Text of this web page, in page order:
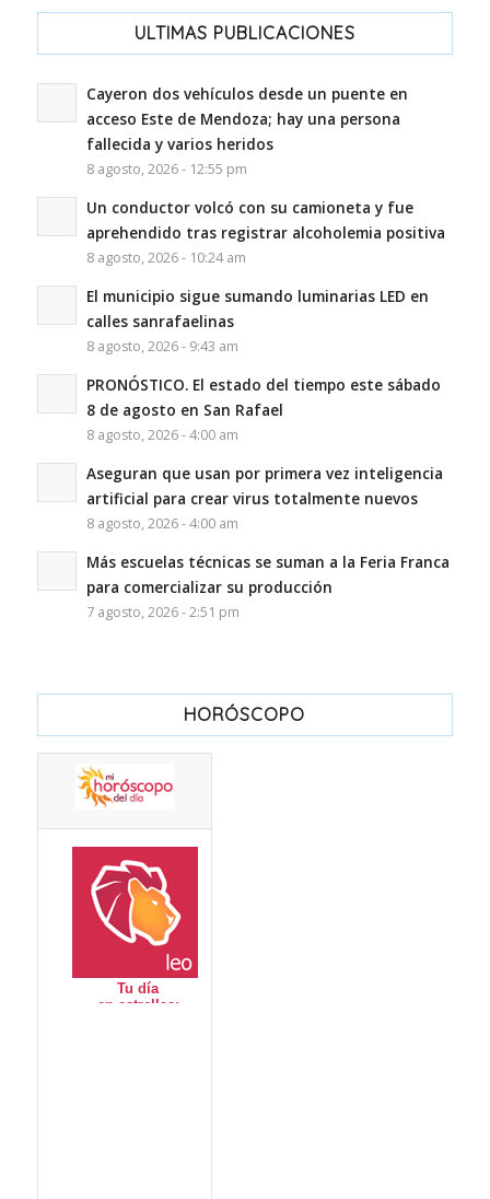
ULTIMAS PUBLICACIONES
Cayeron dos vehículos desde un puente en
acceso Este de Mendoza; hay una persona
fallecida y varios heridos
8 agosto, 2026 - 12:55 pm
Un conductor volcó con su camioneta y fue
aprehendido tras registrar alcoholemia positiva
8 agosto, 2026 - 10:24 am
El municipio sigue sumando luminarias LED en
calles sanrafaelinas
8 agosto, 2026 - 9:43 am
PRONÓSTICO. El estado del tiempo este sábado
8 de agosto en San Rafael
8 agosto, 2026 - 4:00 am
Aseguran que usan por primera vez inteligencia
artificial para crear virus totalmente nuevos
8 agosto, 2026 - 4:00 am
Más escuelas técnicas se suman a la Feria Franca
para comercializar su producción
7 agosto, 2026 - 2:51 pm
HORÓSCOPO